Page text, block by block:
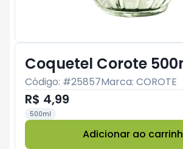
Coquetel Corote
Código: #25857Marca: COROTE
R$ 4,99
500ml
Adicionar ao